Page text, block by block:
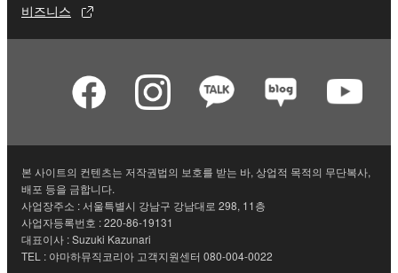
비즈니스
본 사이트의 컨텐츠는 저작권법의 보호를 받는 바, 상업적 목적의 무단복사,
배포 등을 금합니다.
사업장주소 : 서울특별시 강남구 강남대로 298, 11층
사업자등록번호 : 220-86-19131
대표이사 : Suzuki Kazunari
TEL : 야마하뮤직코리아 고객지원센터 080-004-0022